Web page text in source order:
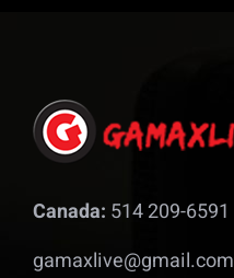
Canada: 514 209-6591
gamaxlive@gmail.com